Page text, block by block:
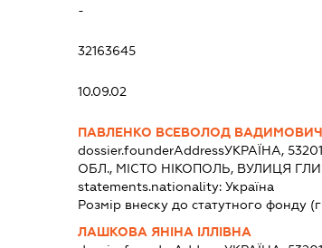
-
32163645
10.09.02
ПАВЛЕНКО ВСЕВОЛОД ВАДИМОВИЧ
dossier.founderAddressУКРАЇНА,
ОБЛ., МІСТО НІКОПОЛЬ, ВУЛИЦЯ
statements.nationality: Україна
Розмір внеску до статутного фонду
ЛАШКОВА ЯНІНА ІЛЛІВНА